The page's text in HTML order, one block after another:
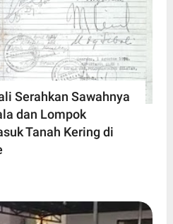
Serahkan Sawahnya
dan Lompok
Tanah Kering di